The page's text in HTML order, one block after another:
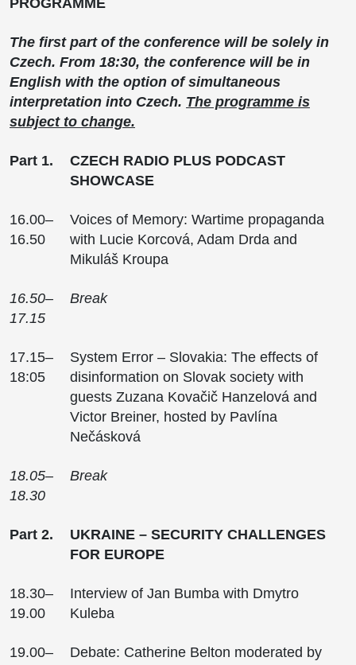
The first part of the conference will be solely in
Czech. From 18:30, the conference will be in
English with the option of simultaneous
interpretation into Czech. The programme is
subject to change.
Part 1.
CZECH RADIO PLUS PODCAST
SHOWCASE
16.00–
16.50
Voices of Memory: Wartime propaganda
with Lucie Korcová, Adam Drda and
Mikuláš Kroupa
16.50–
17.15
Break
17.15–
18:05
System Error – Slovakia: The effects of
disinformation on Slovak society with
guests Zuzana Kovačič Hanzelová and
Victor Breiner, hosted by Pavlína
Nečásková
18.05–
18.30
Break
Part 2.
UKRAINE – SECURITY CHALLENGES
FOR EUROPE
18.30–
19.00
Interview of Jan Bumba with Dmytro
Kuleba
19.00–
Debate: Catherine Belton moderated by